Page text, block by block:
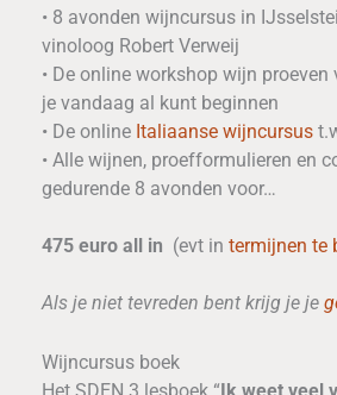
• 8 avonden wijncursus in
vinoloog Robert Verweij
• De online workshop wijn
je vandaag al kunt beginnen
• De online Italiaanse wijncursus
• Alle wijnen, proefformulieren en
gedurende 8 avonden voor…
475 euro all in (evt in termijnen te
Als je niet tevreden bent krijg je je
Wijncursus boek
Het SDEN 3 lesboek “Ik weet veel